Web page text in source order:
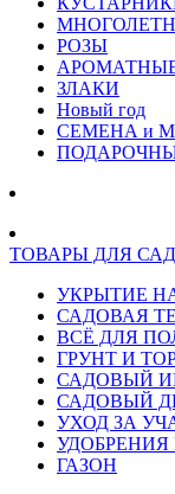
РОЗЫ
ЗЛАКИ
Новый год
СЕМЕНА и
ТОВАРЫ ДЛЯ
УКРЫТИЕ
САДОВАЯ
ВСЁ ДЛЯ
ГРУНТ И
САДОВЫЙ
САДОВЫЙ
УХОД ЗА
ГАЗОН